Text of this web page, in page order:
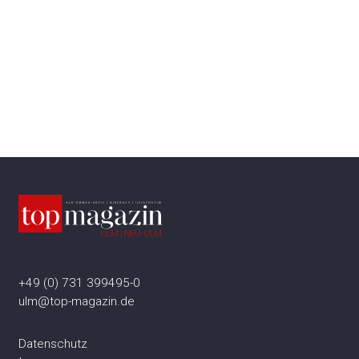
+49 (0) 731 399495-0
ulm@top-magazin.de
Datenschutz